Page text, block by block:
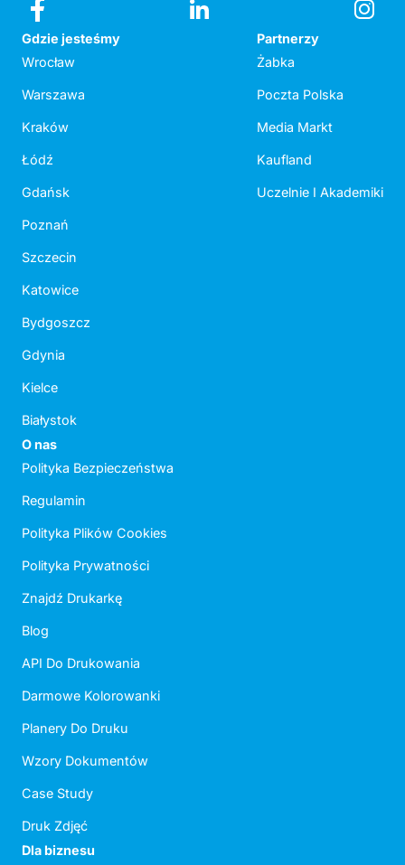
Gdzie jesteśmy
Wrocław
Warszawa
Kraków
Łódź
Gdańsk
Poznań
Szczecin
Katowice
Bydgoszcz
Gdynia
Kielce
Białystok
Partnerzy
Żabka
Poczta Polska
Media Markt
Kaufland
Uczelnie I Akademiki
O nas
Polityka Bezpieczeństwa
Regulamin
Polityka Plików Cookies
Polityka Prywatności
Znajdź Drukarkę
Blog
API Do Drukowania
Darmowe Kolorowanki
Planery Do Druku
Wzory Dokumentów
Case Study
Druk Zdjęć
Dla biznesu